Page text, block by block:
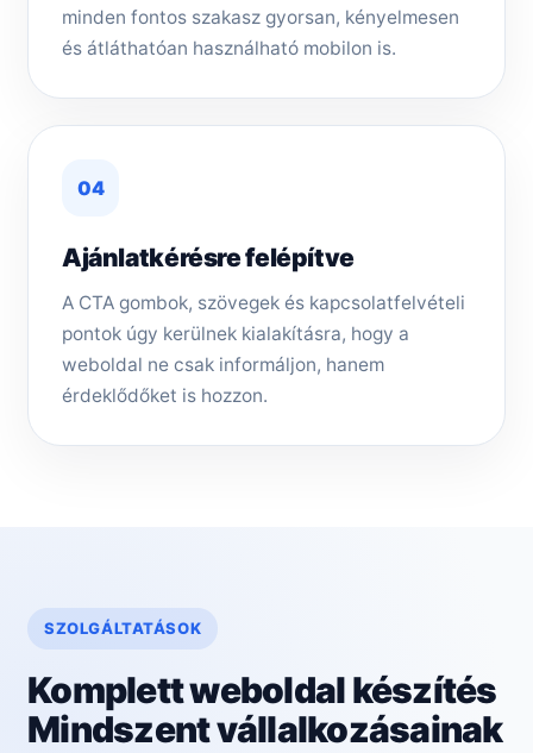
minden fontos szakasz gyorsan, kényelmesen
és átláthatóan használható mobilon is.
04
Ajánlatkérésre felépítve
A CTA gombok, szövegek és kapcsolatfelvételi
pontok úgy kerülnek kialakításra, hogy a
weboldal ne csak informáljon, hanem
érdeklődőket is hozzon.
SZOLGÁLTATÁSOK
Komplett weboldal készítés
Mindszent vállalkozásainak